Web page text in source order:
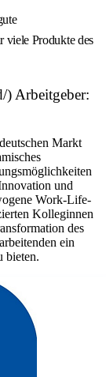
viele Produkte des
) Arbeitgeber:
Markt
und
Work-Life-
Kolleginnen
des
ein
bieten.